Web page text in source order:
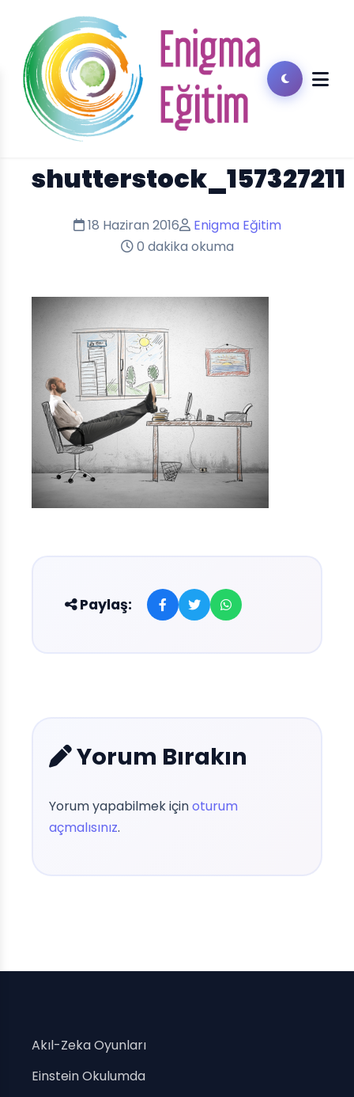
shutterstock_157327211
18 Haziran 2016
Enigma Eğitim
0 dakika okuma
Paylaş:
Yorum Bırakın
Yorum yapabilmek içinoturum
açmalısınız.
Akıl-Zeka Oyunları
Einstein Okulumda